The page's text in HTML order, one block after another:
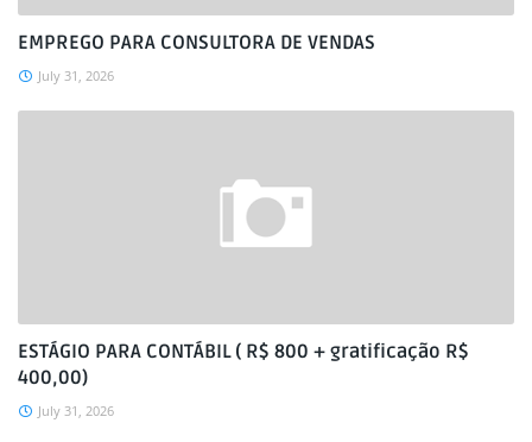
EMPREGO PARA CONSULTORA DE VENDAS
July 31, 2026
ESTÁGIO PARA CONTÁBIL ( R$ 800 + gratificação R$
400,00)
July 31, 2026